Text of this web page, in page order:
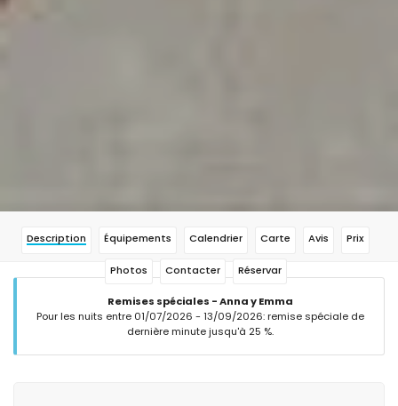
Description Équipements Calendrier Carte Avis Prix
Photos Contacter Réservar
Remises spéciales - Anna y Emma
Pour les nuits entre 01/07/2026 - 13/09/2026: remise spéciale de
dernière minute jusqu'à 25 %.